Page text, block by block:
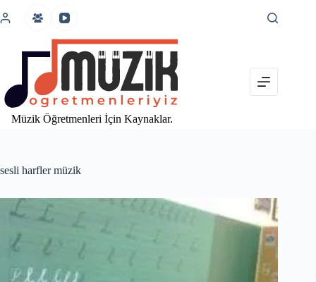
atla
Müzik Öğretmenleri İçin Kaynaklar.
sesli harfler müzik